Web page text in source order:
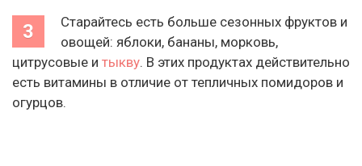
Старайтесь есть больше сезонных фруктов и
овощей: яблоки, бананы, морковь,
цитрусовые и тыкву. В этих продуктах действительно
есть витамины в отличие от тепличных помидоров и
огурцов.